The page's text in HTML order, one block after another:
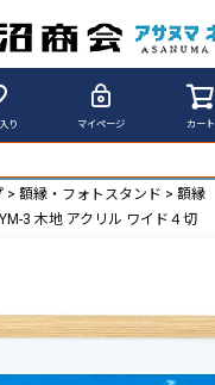
り マイページ カート
額縁・フォトスタンド
額縁
3 木地 アクリル ワイド４切